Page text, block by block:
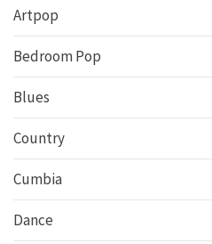
Artpop
Bedroom Pop
Blues
Country
Cumbia
Dance